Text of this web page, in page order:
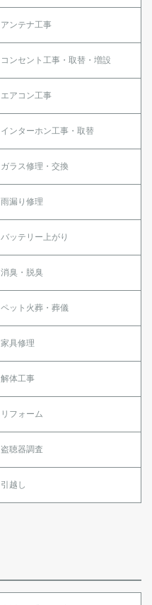
アンテナ工事
コンセント工事・取替・増設
エアコン工事
インターホン工事・取替
ガラス修理・交換
雨漏り修理
バッテリー上がり
消臭・脱臭
ペット火葬・葬儀
家具修理
解体工事
リフォーム
盗聴器調査
引越し